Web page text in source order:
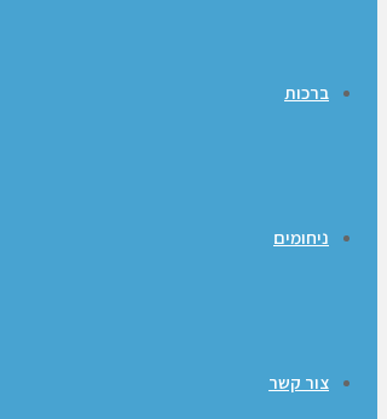
ברכות
ניחומים
צור קשר